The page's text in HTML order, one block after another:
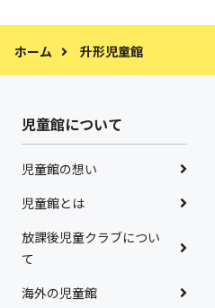
ホーム 升形児童館
児童館について
児童館の想い
児童館とは
放課後児童クラブについ
て
海外の児童館